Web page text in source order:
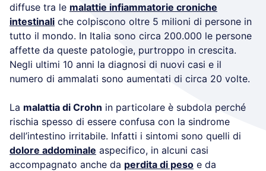
diffuse tra le malattie infiammatorie croniche
intestinali che colpiscono oltre 5 milioni di persone in
tutto il mondo. In Italia sono circa 200.000 le persone
affette da queste patologie, purtroppo in crescita.
Negli ultimi 10 anni la diagnosi di nuovi casi e il
numero di ammalati sono aumentati di circa 20 volte.
La malattia di Crohn in particolare è subdola perché
rischia spesso di essere confusa con la sindrome
dell’intestino irritabile. Infatti i sintomi sono quelli di
dolore addominale aspecifico, in alcuni casi
accompagnato anche da perdita di peso e da